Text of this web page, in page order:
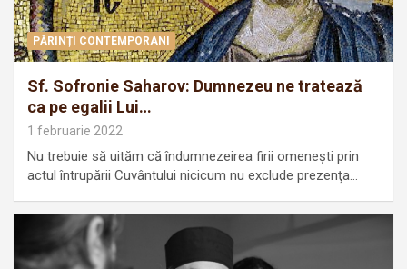
PĂRINȚI CONTEMPORANI
Sf. Sofronie Saharov: Dumnezeu ne tratează
ca pe egalii Lui…
1 februarie 2022
Nu trebuie să uităm că îndumnezeirea firii ome­neşti prin
actul întrupării Cuvântului nicicum nu exclu­de prezenţa…